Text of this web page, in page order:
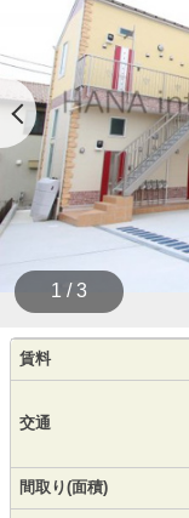
1 / 3
賃料
交通
間取り(面積)